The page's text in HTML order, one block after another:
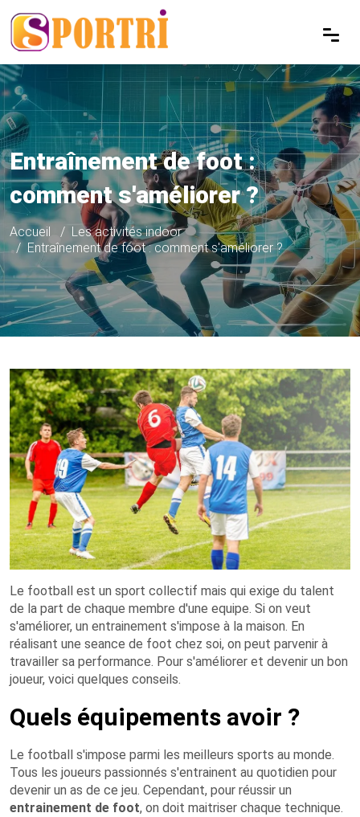
Entraînement de foot :
comment s'améliorer ?
Accueil
Les activités indoor
Entraînement de foot : comment s'améliorer ?
Le football est un sport collectif mais qui exige du talent
de la part de chaque membre d'une equipe. Si on veut
s'améliorer, un entrainement s'impose à la maison. En
réalisant une seance de foot chez soi, on peut parvenir à
travailler sa performance. Pour s'améliorer et devenir un bon
joueur, voici quelques conseils.
Quels équipements avoir ?
Le football s'impose parmi les meilleurs sports au monde.
Tous les joueurs passionnés s'entrainent au quotidien pour
devenir un as de ce jeu. Cependant, pour réussir un
entrainement de foot, on doit maitriser chaque technique.